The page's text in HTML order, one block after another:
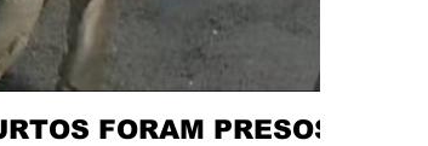
FORAM PRESOS